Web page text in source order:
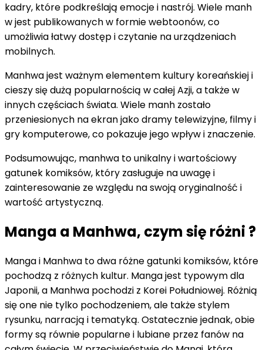
kadry, które podkreślają emocje i nastrój. Wiele manh
w jest publikowanych w formie webtoonów, co
umożliwia łatwy dostęp i czytanie na urządzeniach
mobilnych.
Manhwa jest ważnym elementem kultury koreańskiej i
cieszy się dużą popularnością w całej Azji, a także w
innych częściach świata. Wiele manh zostało
przeniesionych na ekran jako dramy telewizyjne, filmy i
gry komputerowe, co pokazuje jego wpływ i znaczenie.
Podsumowując, manhwa to unikalny i wartościowy
gatunek komiksów, który zasługuje na uwagę i
zainteresowanie ze względu na swoją oryginalność i
wartość artystyczną.
Manga a Manhwa, czym się różni ?
Manga i Manhwa to dwa różne gatunki komiksów, które
pochodzą z różnych kultur. Manga jest typowym dla
Japonii, a Manhwa pochodzi z Korei Południowej. Różnią
się one nie tylko pochodzeniem, ale także stylem
rysunku, narracją i tematyką. Ostatecznie jednak, obie
formy są równie popularne i lubiane przez fanów na